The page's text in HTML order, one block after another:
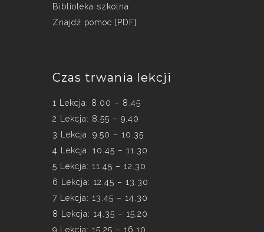
Biblioteka szkolna
Znajdź pomoc [PDF]
Czas trwania lekcji
1 Lekcja: 8.00 – 8.45
2 Lekcja: 8.55 – 9.40
3 Lekcja: 9.50 – 10.35
4 Lekcja: 10.45 – 11.30
5 Lekcja: 11.45 – 12.30
6 Lekcja: 12.45 – 13.30
7 Lekcja: 13.45 – 14.30
8 Lekcja: 14.35 – 15.20
9 Lekcja: 15.25 – 16.10